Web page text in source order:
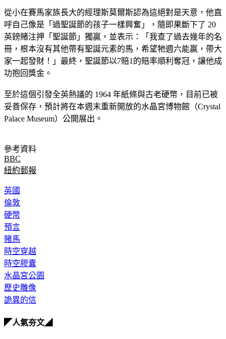
從小在賽馬家族長大的經理斯莫爾斯認為這絕對是天意，他直
呼自己像是「過聖誕節的孩子一樣興奮」，隨即果斷下了 20
英鎊賭注押「聖誕節」獨贏，並表示：「我查了過去幾年的名
冊，根本沒有其他帶有聖誕元素的馬，希望牠週六能贏，帶大
家一起發財！」最終，聖誕節以7賠1的賠率順利奪冠，讓他成
功抱回獎金。
至於這個引發全英熱議的 1964 年紙條與古老硬幣，目前已被
妥善保存，預計將在本週末重新開放的水晶宮博物館（Crystal
Palace Museum）公開展出。
參考資料
BBC
紐約郵報
英國
倫敦
硬幣
預言
賭馬
時空穿越
時空膠囊
水晶宮公園
歷史雕像
詭異的信
◤人氣夯文◢